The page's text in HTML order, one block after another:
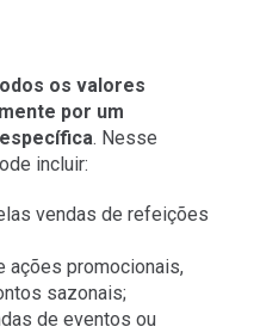
os valores
por um
. Nesse
incluir:
vendas de refeições
ações promocionais,
sazonais;
de eventos ou